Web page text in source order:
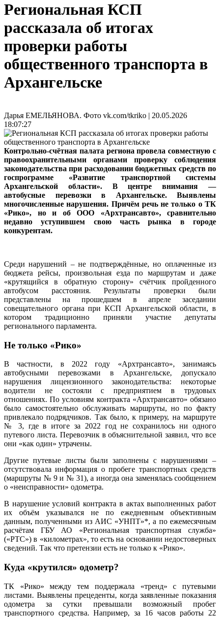
Региональная КСП
рассказала об итогах
проверки работы
общественного транспорта в
Архангельске
Дарья ЕМЕЛЬЯНОВА. Фото vk.com/tkriko | 20.05.2026
18:07:27
Контрольно-счётная палата региона провела совместную с
правоохранительными органами проверку соблюдения
законодательства при расходовании бюджетных средств по
госпрограмме «Развитие транспортной системы
Архангельской области». В центре внимания —
автобусные перевозки в Архангельске. Выявлены
многочисленные нарушения. Причём речь не только о ТК
«Рико», но и об ООО «Архтрансавто», сравнительно
недавно уступившем свою часть рынка в городе
конкурентам.
Среди нарушений – не подтверждённые, но оплаченные из
бюджета рейсы, произвольная езда по маршрутам и даже
«крутящийся в обратную сторону» счётчик пройденного
автобусом расстояния. Результаты проверки были
представлены на прошедшем в апреле заседании
совещательного органа при КСП Архангельской области, в
котором традиционно приняли участие депутаты
регионального парламента.
Не только «Рико»
В частности, в 2022 году «Архтрансавто», занимаясь
автобусными перевозками в Архангельске, допускало
нарушения лицензионного законодательства: некоторые
водители не состояли с предприятием в трудовых
отношениях. По условиям контракта «Архтрансавто» обязано
было самостоятельно обслуживать маршруты, но по факту
привлекало подрядчиков. Так было, к примеру, на маршруте
№ 3, где в итоге за 2022 год не сохранилось ни одного
путевого листа. Перевозчик в объяснительной заявил, что все
они «как один» утрачены.
Другие путевые листы были заполнены с нарушениями –
отсутствовала информация о пробеге транспортных средств
(маршруты № 9 и № 31), а иногда она заменялась сообщением
о «неисправности» одометра.
В нарушение условий контракта в актах выполненных работ
их объём указывался не по ежедневным объективным
данным, полученными из АИС «УНПТ»*, а по ежемесячным
расчётам ГБУ АО «Региональная транспортная служба»
(«РТС») в «километрах», то есть на основании недостоверных
сведений. Так что претензии есть не только к «Рико».
Куда «крутился» одометр?
ТК «Рико» между тем поддержала «тренд» с путевыми
листами. Выявлены прецеденты, когда заявленные показания
одометра за сутки превышали возможный пробег
транспортного средства. Например, за 16 часов работы 22